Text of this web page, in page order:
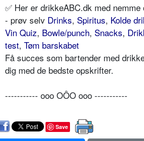
✅ Her er drikkeABC.dk med
- prøv selv Drinks, Spiritus, Kolde
Vin Quiz, Bowle/punch, Snacks,
test, Tøm barskabet
Få succes som bartender med
dig med de bedste opskrifter.
----------- ooo OÔO ooo -----------
Save